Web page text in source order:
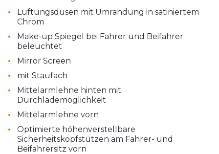
•
Lüftungsdüsen mit Umrandung in satiniertem
Chrom
•
Make-up Spiegel bei Fahrer und Beifahrer
beleuchtet
• Mirror Screen
• mit Staufach
•
Mittelarmlehne hinten mit
Durchlademöglichkeit
• Mittelarmlehne vorn
•
Optimierte höhenverstellbare
Sicherheitskopfstützen am Fahrer- und
Beifahrersitz vorn